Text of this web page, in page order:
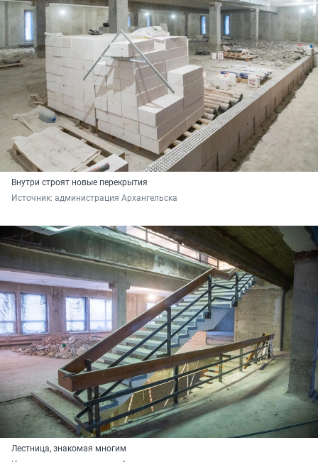
Внутри строят новые перекрытия
Источник: администрация Архангельска
Лестница, знакомая многим